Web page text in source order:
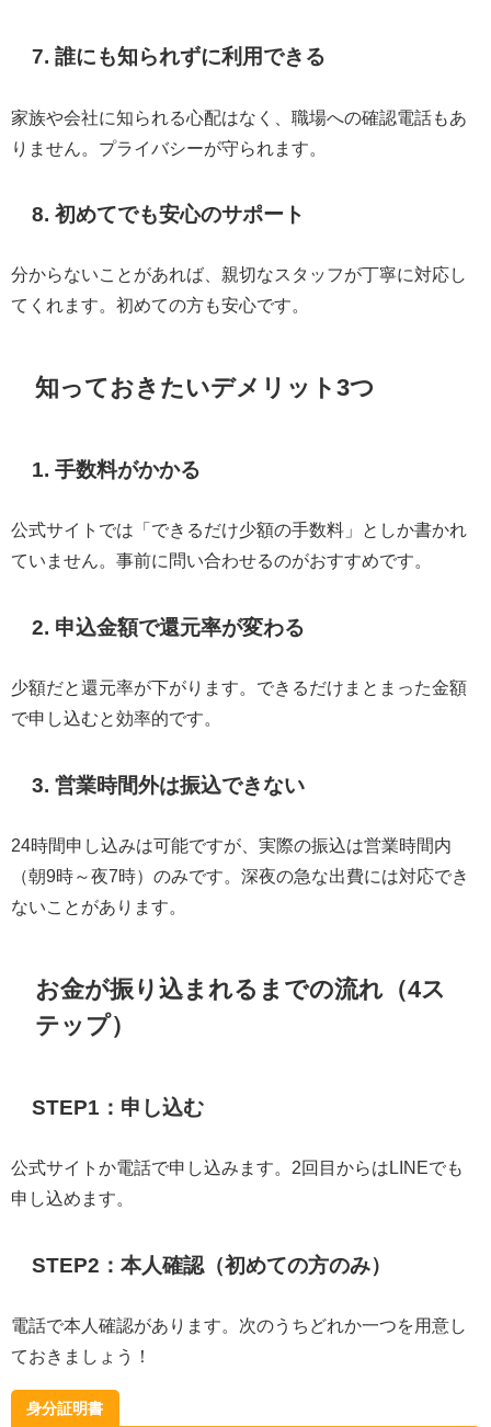
7. 誰にも知られずに利用できる
家族や会社に知られる心配はなく、職場への確認電話もあ
りません。プライバシーが守られます。
8. 初めてでも安心のサポート
分からないことがあれば、親切なスタッフが丁寧に対応し
てくれます。初めての方も安心です。
知っておきたいデメリット3つ
1. 手数料がかかる
公式サイトでは「できるだけ少額の手数料」としか書かれ
ていません。事前に問い合わせるのがおすすめです。
2. 申込金額で還元率が変わる
少額だと還元率が下がります。できるだけまとまった金額
で申し込むと効率的です。
3. 営業時間外は振込できない
24時間申し込みは可能ですが、実際の振込は営業時間内
（朝9時～夜7時）のみです。深夜の急な出費には対応でき
ないことがあります。
お金が振り込まれるまでの流れ（4ス
テップ）
STEP1：申し込む
公式サイトか電話で申し込みます。2回目からはLINEでも
申し込めます。
STEP2：本人確認（初めての方のみ）
電話で本人確認があります。次のうちどれか一つを用意し
ておきましょう！
身分証明書